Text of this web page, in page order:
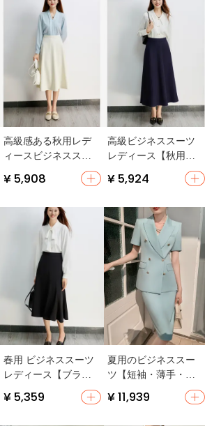
高級感ある秋用レデ
ィースビジネススー
ツ【フリルシャツと
スカート・淑女スタ
¥ 5,908
高級ビジネススーツ
レディース【秋用・
ファッショナブル・
ワンピーススタイ
ットアップ対応）
¥ 5,924
春用 ビジネススーツ
レディース【ブラウ
ト・おしゃれ】（セ
¥ 5,359
夏用のビジネススー
ツ【短袖・薄手・上
品な女性用・タイト
スカート】（セット
¥ 11,939